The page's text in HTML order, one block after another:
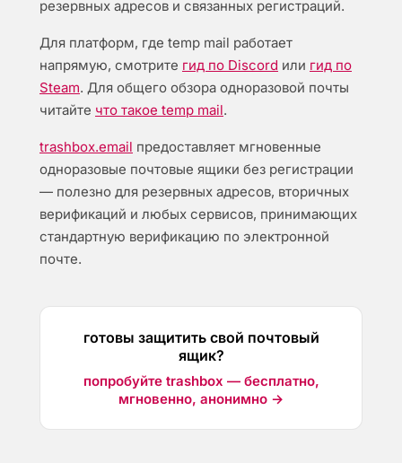
резервных адресов и связанных регистраций.
Для платформ, где temp mail работает
напрямую, смотрите гид по Discord или гид по
Steam. Для общего обзора одноразовой почты
читайте что такое temp mail.
trashbox.email предоставляет мгновенные
одноразовые почтовые ящики без регистрации
— полезно для резервных адресов, вторичных
верификаций и любых сервисов, принимающих
стандартную верификацию по электронной
почте.
готовы защитить свой почтовый
ящик?
попробуйте trashbox — бесплатно,
мгновенно, анонимно →